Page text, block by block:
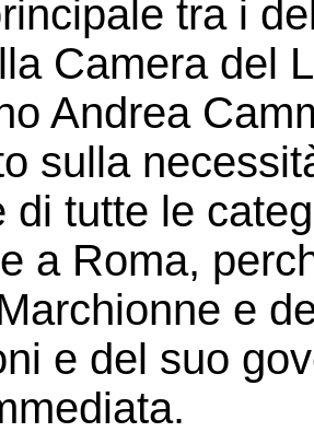
tra i
Camera del
Andrea
sulla
di tutte le
a Roma,
e
e del suo